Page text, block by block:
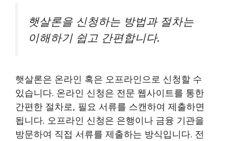
햇살론을 신청하는 방법과 절차는
이해하기 쉽고 간편합니다.
햇살론은 온라인 혹은 오프라인으로 신청할 수
있습니다. 온라인 신청은 전문 웹사이트를 통한
간편한 절차로, 필요 서류를 스캔하여 제출하면
됩니다. 오프라인 신청은 은행이나 금융 기관을
방문하여 직접 서류를 제출하는 방식입니다. 전